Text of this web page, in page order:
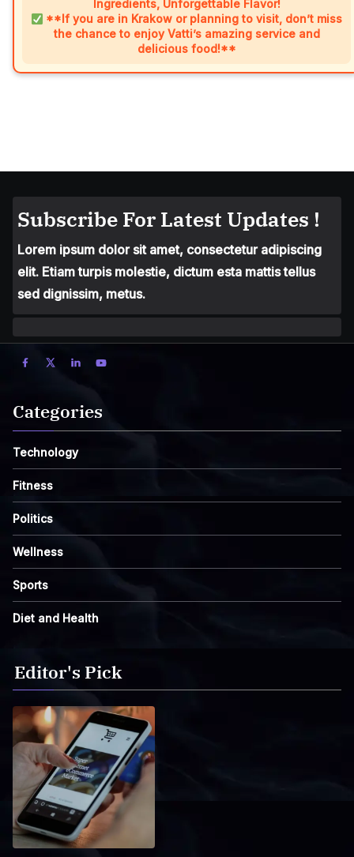
Ingredients, Unforgettable Flavor!
**If you are in Krakow or planning to visit, don’t miss
the chance to enjoy Vatti’s amazing service and
delicious food!**
Subscribe For Latest Updates !
Lorem ipsum dolor sit amet, consectetur adipiscing
elit. Etiam turpis molestie, dictum esta mattis tellus
sed dignissim, metus.
Categories
Technology
Fitness
Politics
Wellness
Sports
Diet and Health
Editor's Pick